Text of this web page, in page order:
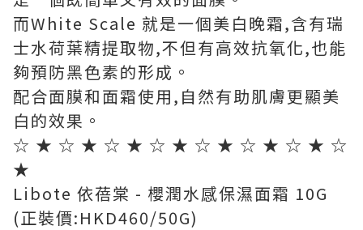
而White Scale 就是一個美白晚霜,含有瑞
士水荷葉精提取物,不但有高效抗氧化,也能
夠預防黑色素的形成。
配合面膜和面霜使用,自然有助肌膚更顯美
白的效果。
☆ ★ ☆ ★ ☆ ★ ☆ ★ ☆ ★ ☆ ★ ☆ ★ ☆
★
Libote 依蓓棠 - 櫻潤水感保濕面霜 10G
(正裝價:HKD460/50G)